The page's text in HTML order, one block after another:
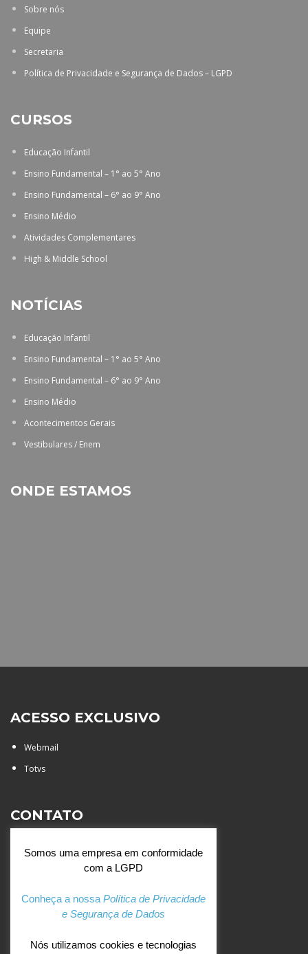
Sobre nós
Equipe
Secretaria
Política de Privacidade e Segurança de Dados – LGPD
CURSOS
Educação Infantil
Ensino Fundamental – 1° ao 5° Ano
Ensino Fundamental – 6° ao 9° Ano
Ensino Médio
Atividades Complementares
High & Middle School
NOTÍCIAS
Educação Infantil
Ensino Fundamental – 1° ao 5° Ano
Ensino Fundamental – 6° ao 9° Ano
Ensino Médio
Acontecimentos Gerais
Vestibulares / Enem
ONDE ESTAMOS
ACESSO EXCLUSIVO
Webmail
Totvs
CONTATO
Santa Catarina - São José do
Rio Preto (SP)
+55 (17) 3354 7000
agostiniano@csj.g12.br
Somos uma empresa em conformidade
com a LGPD
Conheça a nossa Política de Privacidade
e Segurança de Dados
Nós utilizamos cookies e tecnologias